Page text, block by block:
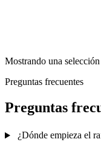
Mostrando una selección
Preguntas frecuentes
Preguntas
¿Dónde empieza el